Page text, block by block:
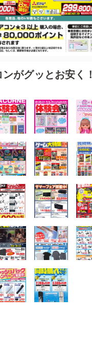
がグッとお安く！